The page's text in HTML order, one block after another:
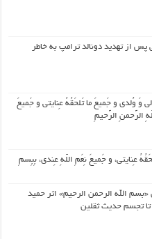
پس از تهدید دونالد ترامپ به خاطر
وَ وُلدی و جَمیعَ ما تَلحَقُهُ عِنایتی و جَمیعَ
الرَّحمنِ الرَّحیمِ
عِنایتی، و جَمیعَ نِعَمِ اللّهِ عِندی، بِبِسمِ
«بسم الله الرحمن الرحیم» اثر حمید
تا تجسم حدیث ثقلین